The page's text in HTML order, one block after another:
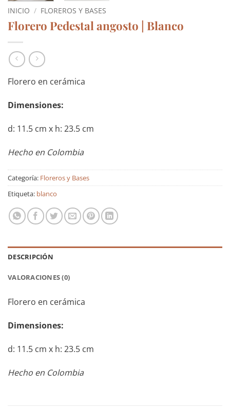
INICIO / FLOREROS Y BASES
Florero Pedestal angosto | Blanco
Florero en cerámica
Dimensiones:
d: 11.5 cm x h: 23.5 cm
Hecho en Colombia
Categoría: Floreros y Bases
Etiqueta: blanco
DESCRIPCIÓN
VALORACIONES (0)
Florero en cerámica
Dimensiones:
d: 11.5 cm x h: 23.5 cm
Hecho en Colombia